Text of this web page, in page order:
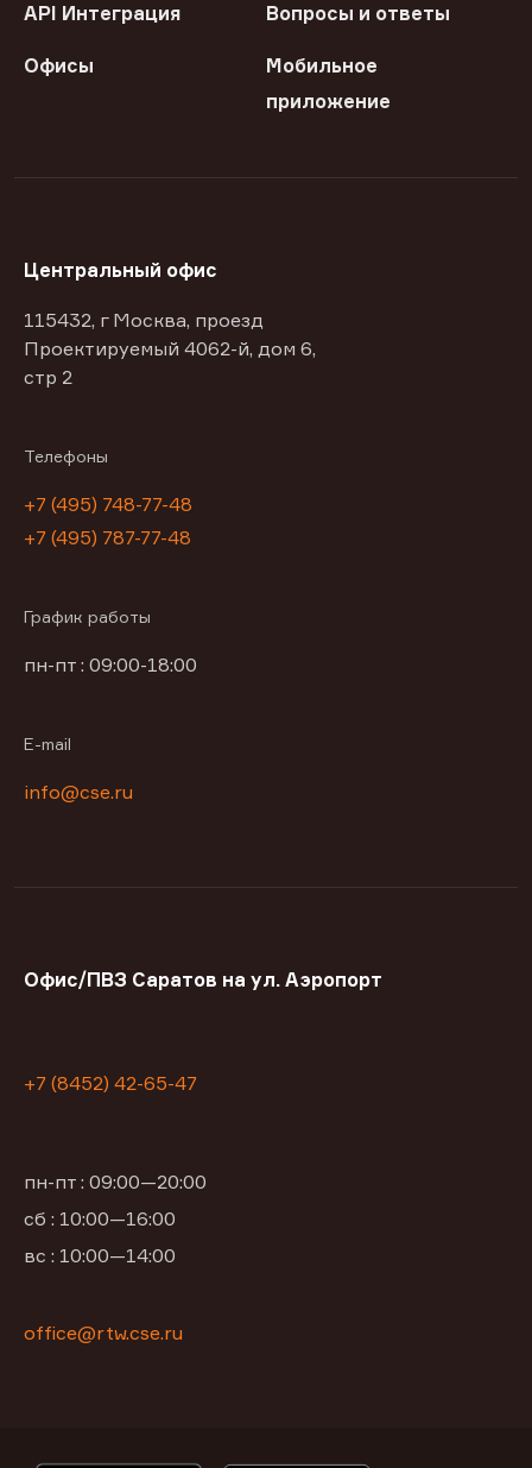
API Интеграция Вопросы и ответы
Офисы
Мобильное
приложение
Центральный офис
115432, г Москва, проезд
Проектируемый 4062-й, дом 6,
стр 2
Телефоны
+7 (495) 748-77-48
+7 (495) 787-77-48
График работы
пн-пт : 09:00-18:00
E-mail
info@cse.ru
Офис/ПВЗ Саратов на ул. Аэропорт
+7 (8452) 42-65-47
пн-пт : 09:00—20:00
сб : 10:00—16:00
вс : 10:00—14:00
office@rtw.cse.ru